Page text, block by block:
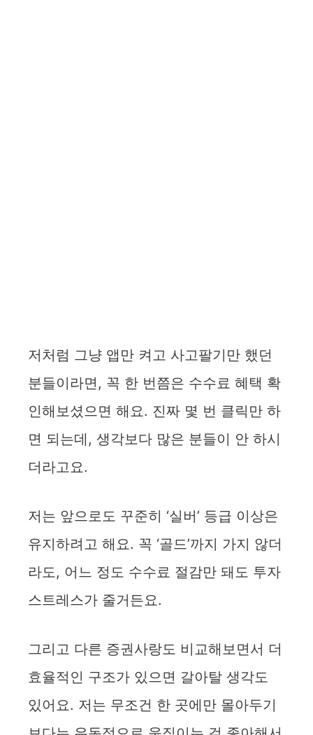
저처럼 그냥 앱만 켜고 사고팔기만 했던
분들이라면, 꼭 한 번쯤은 수수료 혜택 확
인해보셨으면 해요. 진짜 몇 번 클릭만 하
면 되는데, 생각보다 많은 분들이 안 하시
더라고요.
저는 앞으로도 꾸준히 ‘실버’ 등급 이상은
유지하려고 해요. 꼭 ‘골드’까지 가지 않더
라도, 어느 정도 수수료 절감만 돼도 투자
스트레스가 줄거든요.
그리고 다른 증권사랑도 비교해보면서 더
효율적인 구조가 있으면 갈아탈 생각도
있어요. 저는 무조건 한 곳에만 몰아두기